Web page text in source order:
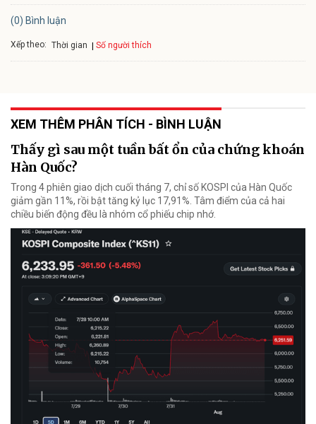
(0) Bình luận
Xếp theo: Thời gian Số người thích
XEM THÊM PHÂN TÍCH - BÌNH LUẬN
Thấy gì sau một tuần bất ổn của chứng khoán
Hàn Quốc?
Trong 4 phiên giao dịch cuối tháng 7, chỉ số KOSPI của Hàn Quốc
giảm gần 11%, rồi bật tăng kỷ lục 17,91%. Tâm điểm của cả hai
chiều biến động đều là nhóm cổ phiếu chip nhớ.